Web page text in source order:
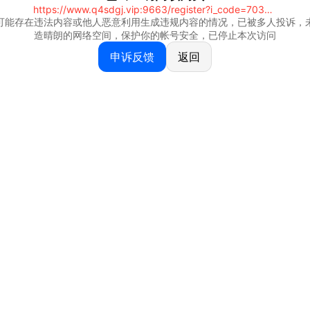
https://www.q4sdgj.vip:9663/register?i_code=70328081
能存在违法内容或他人恶意利用生成违规内容的情况，已被多人投诉，
造晴朗的网络空间，保护你的帐号安全，已停止本次访问
申诉反馈 返回